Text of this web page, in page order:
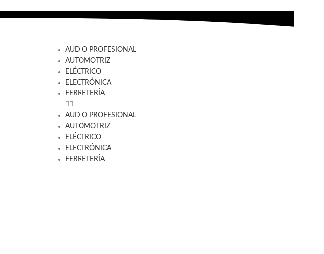
AUDIO PROFESIONAL
AUTOMOTRIZ
ELÉCTRICO
ELECTRÓNICA
FERRETERÍA
AUDIO PROFESIONAL
AUTOMOTRIZ
ELÉCTRICO
ELECTRÓNICA
FERRETERÍA